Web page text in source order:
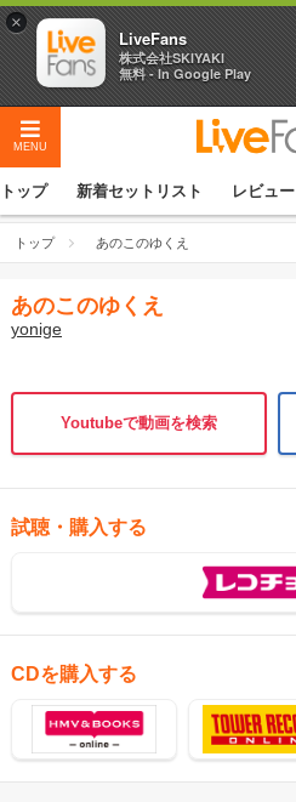
MENU
トップ 新着セットリスト レビュー
トップ あのこのゆくえ
あのこのゆくえ
yonige
Youtubeで動画を検索
試聴・購入する
CDを購入する
×
LiveFans
株式会社SKIYAKI
無料 - In Google Play